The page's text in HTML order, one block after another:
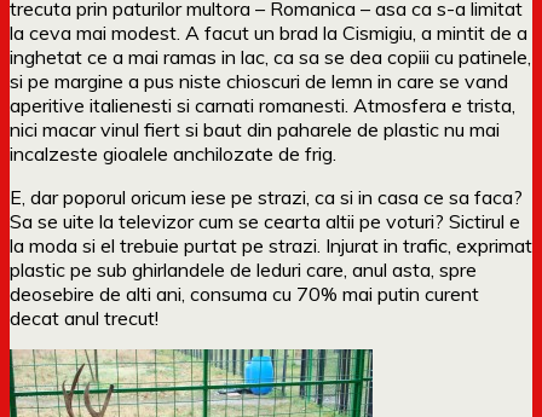
trecuta prin paturilor multora – Romanica – asa ca s-a limitat
la ceva mai modest. A facut un brad la Cismigiu, a mintit de a
inghetat ce a mai ramas in lac, ca sa se dea copiii cu patinele,
si pe margine a pus niste chioscuri de lemn in care se vand
aperitive italienesti si carnati romanesti. Atmosfera e trista,
nici macar vinul fiert si baut din paharele de plastic nu mai
incalzeste gioalele anchilozate de frig.
E, dar poporul oricum iese pe strazi, ca si in casa ce sa faca?
Sa se uite la televizor cum se cearta altii pe voturi? Sictirul e
la moda si el trebuie purtat pe strazi. Injurat in trafic, exprimat
plastic pe sub ghirlandele de leduri care, anul asta, spre
deosebire de alti ani, consuma cu 70% mai putin curent
decat anul trecut!